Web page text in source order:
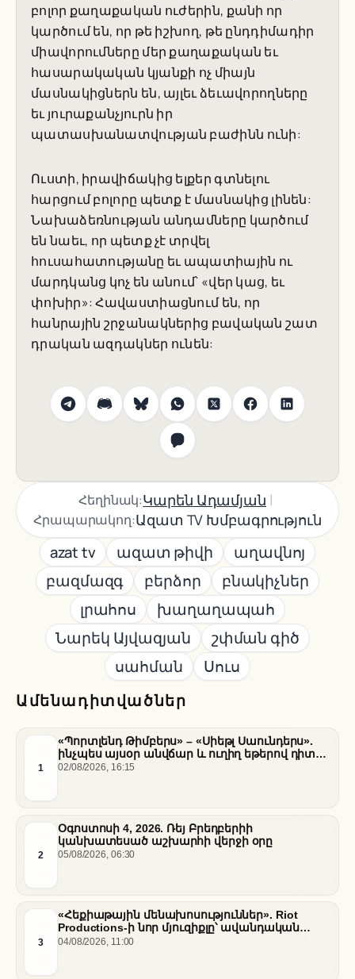
Ամենադիտվածներ
1
«Պորտլենդ Թիմբերս» – «Սիեթլ Սաունդերս».
ինչպես այսօր անվճար և ուղիղ եթերով դիտել
հանդիպումը
02/08/2026, 16:15
2
Օգոստոսի 4, 2026. Ռեյ Բրեդբերիի
կանխատեսած աշխարհի վերջի օրը
05/08/2026, 06:30
3
«Հեքիաթային մենախոսություններ». Riot
Productions-ի նոր մյուզիքլը՝ ավանդական
պատմությունների նոր վերաիմաստավորում
04/08/2026, 11:00
բոլոր քաղաքական ուժերին, քանի որ
կարծում են, որ թե իշխող, թե ընդդիմադիր
միավորումները մեր քաղաքական եւ
հասարակական կյանքի ոչ միայն
մասնակիցներն են, այլեւ ձեւավորողները
եւ յուրաքանչյուրն իր
պատասխանատվության բաժինն ունի:
Ուստի, իրավիճակից ելքեր գտնելու
հարցում բոլորը պետք է մասնակից լինեն:
Նախաձեռնության անդամները կարծում
են նաեւ, որ պետք չէ տրվել
հուսահատությանը եւ ապատիային ու
մարդկանց կոչ են անում՝ «վեր կաց, եւ
փոխիր»: Հավաստիացնում են, որ
հանրային շրջանակներից բավական շատ
դրական ազդակներ ունեն:
Հեղինակ:Կարեն Ադամյան |
Հրապարակող:Ազատ TV Խմբագրություն
azat tv ազատ թիվի
աղավնոյ
բազմազգ
բերձոր
բնակիչներ
լրահոս
խաղաղապահ
Նարեկ Այվազյան
շփման գիծ
սահման
Սուս